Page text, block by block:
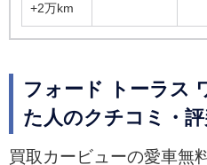
+2万km
フォード トーラス
た人のクチコミ・評
買取カービューの愛車無